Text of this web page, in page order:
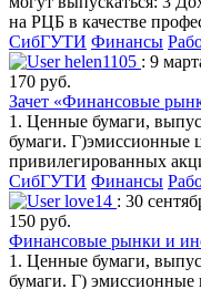
на РЦБ в качестве
СибГУТИ Финансы
helen1105 : 9
170 руб.
Зачет «Финансовые
1. Ценные бумаги,
бумаги. Г)эмиссионные
привилегирoванных
СибГУТИ Финансы
love14 : 30
150 руб.
Финансовые рынки и
1. Ценные бумаги,
бумаги. Г)